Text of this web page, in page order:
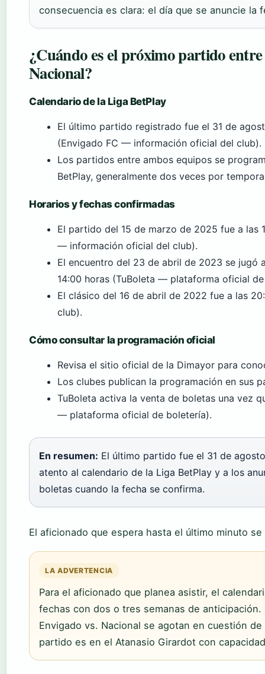
consecuencia es clara: el día que se anuncie la
¿Cuándo es el próximo partido
Nacional?
Calendario de la Liga BetPlay
El último partido registrado fue el 31 de
(Envigado FC — información oficial del club).
Los partidos entre ambos equipos se
BetPlay, generalmente dos veces por
Horarios y fechas confirmadas
El partido del 15 de marzo de 2025 fue a las
— información oficial del club).
El encuentro del 23 de abril de 2023 se jugó
14:00 horas (TuBoleta — plataforma oficial
El clásico del 16 de abril de 2022 fue a las
club).
Cómo consultar la programación oficial
Revisa el sitio oficial de la Dimayor para
Los clubes publican la programación en sus
TuBoleta activa la venta de boletas una vez
— plataforma oficial de boletería).
En resumen: El último partido fue el 31 de
atento al calendario de la Liga BetPlay y a los
boletas cuando la fecha se confirma.
El aficionado que espera hasta el último minuto
LA ADVERTENCIA
Para el aficionado que planea asistir, el
fechas con dos o tres semanas de
Envigado vs. Nacional se agotan en cuestión
partido es en el Atanasio Girardot con